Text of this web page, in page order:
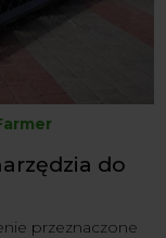
do
przeznaczone